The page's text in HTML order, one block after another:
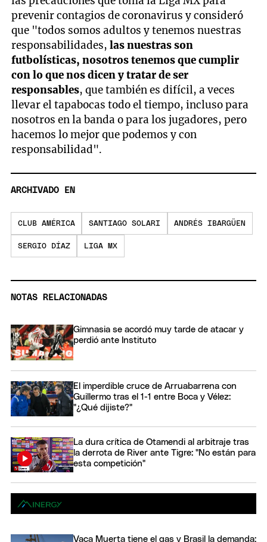
prevenir contagios de coronavirus y consideró
que "todos somos adultos y tenemos nuestras
responsabilidades,las nuestras son
futbolísticas, nosotros tenemos que cumplir
con lo que nos dicen y tratar de ser
responsables, que también es difícil, a veces
llevar el tapabocas todo el tiempo, incluso para
nosotros en la banda o para los jugadores, pero
hacemos lo mejor que podemos y con
responsabilidad".
ARCHIVADO EN
CLUB AMÉRICA SANTIAGO SOLARI ANDRÉS IBARGÜEN
SERGIO DÍAZ LIGA MX
NOTAS RELACIONADAS
Gimnasia se acordó muy tarde de atacar y
perdió ante Instituto
El imperdible cruce de Arruabarrena con
Guillermo tras el 1-1 entre Boca y Vélez:
"¿Qué dijiste?"
La dura crítica de Otamendi al arbitraje tras
la derrota de River ante Tigre: "No están para
esta competición"
Vaca Muerta tiene el gas y Brasil la demanda: